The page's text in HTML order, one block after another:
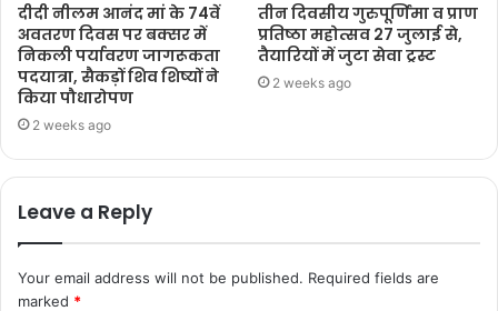
दीदी नीलम आनंद मां के 74वें
अवतरण दिवस पर बक्सर में
निकली पर्यावरण जागरूकता
पदयात्रा, सैकड़ों शिव शिष्यों ने
किया पौधारोपण
2 weeks ago
तीन दिवसीय गुरुपूर्णिमा व प्राण
प्रतिष्ठा महोत्सव 27 जुलाई से,
तैयारियों में जुटा सेवा ट्रस्ट
2 weeks ago
Leave a Reply
Your email address will not be published. Required fields are
marked *